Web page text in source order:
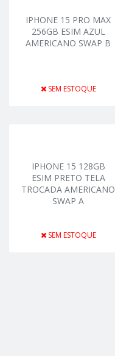
IPHONE 15 PRO MAX
256GB ESIM AZUL
AMERICANO SWAP B
SEM ESTOQUE
IPHONE 15 128GB
ESIM PRETO TELA
TROCADA AMERICANO
SWAP A
SEM ESTOQUE